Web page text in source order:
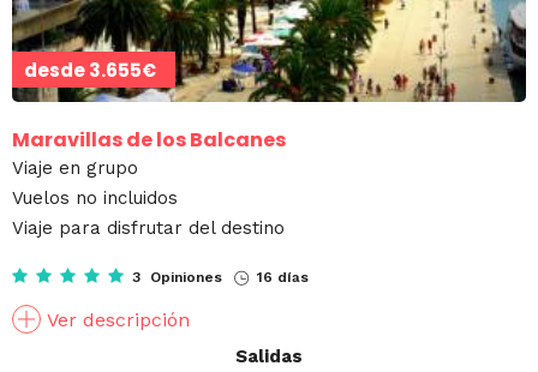
desde3.655€
Maravillas de los Balcanes
Viaje en grupo
Vuelos no incluidos
Viaje para disfrutar del destino
3 Opiniones 16 días
Ver descripción
Salidas